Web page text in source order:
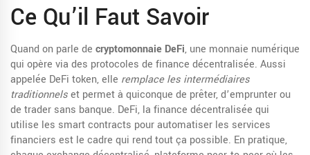
Ce Qu’il Faut Savoir
Quand on parle de cryptomonnaie DeFi, une monnaie numérique
qui opère via des protocoles de finance décentralisée. Aussi
appelée DeFi token, elle remplace les intermédiaires
traditionnelset permet à quiconque de prêter, d’emprunter ou
de trader sans banque. DeFi, la finance décentralisée qui
utilise les smart contracts pour automatiser les services
financiers est le cadre qui rend tout ça possible. En pratique,